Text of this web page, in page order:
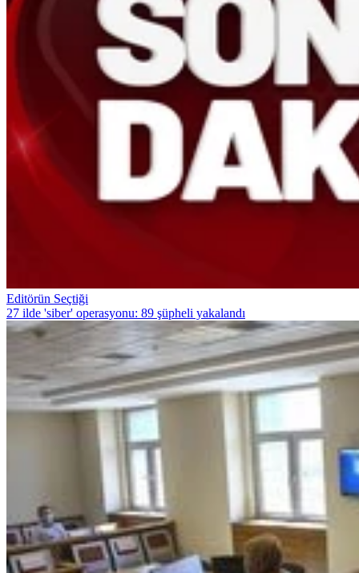
Editörün Seçtiği
27 ilde 'siber' operasyonu: 89 şüpheli yakalandı